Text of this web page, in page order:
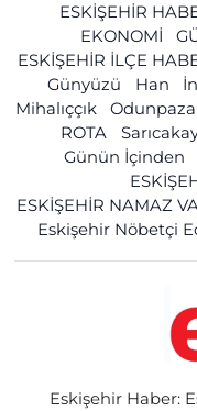
ESKİŞEHİR
EKONOMİ
ESKİŞEHİR İLÇE
Günyüzü
Han
Mihalıççık
ROTA
Günün İçinden
ESKİŞEHİR NAMAZ
Eskişehir Nöbetçi
Eskişehir Haber: